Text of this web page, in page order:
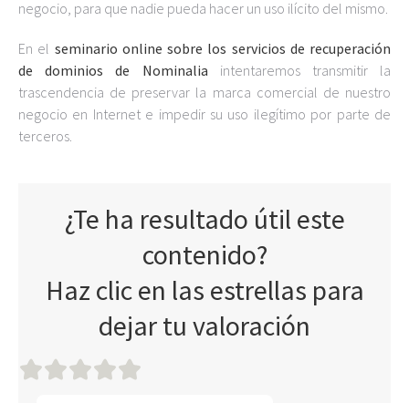
negocio, para que nadie pueda hacer un uso ilícito del mismo.
En el seminario online sobre los servicios de recuperación
de dominios de Nominalia intentaremos transmitir la
trascendencia de preservar la marca comercial de nuestro
negocio en Internet e impedir su uso ilegítimo por parte de
terceros.
¿Te ha resultado útil este
contenido?
Haz clic en las estrellas para
dejar tu valoración